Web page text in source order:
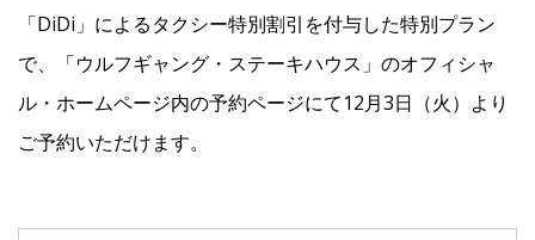
「DiDi」によるタクシー特別割引を付与した特別プラン
で、「ウルフギャング・ステーキハウス」のオフィシャ
ル・ホームページ内の予約ページにて12月3日（火）より
ご予約いただけます。